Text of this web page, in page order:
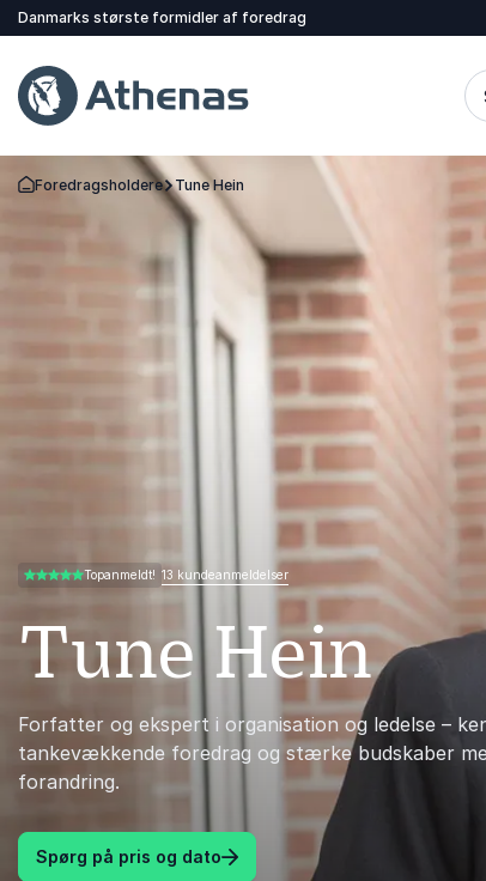
Danmarks største formidler af foredrag
Tilbage til forsiden
Foredragsholdere Tune Hein
Tune Hein
Forfatter og ekspert i organisation og ledelse –
tankevækkende foredrag og stærke budskaber
forandring.
Spørg på pris og dato
5.00 ud af 5Topanmeldt! 13 kundeanmeldelser